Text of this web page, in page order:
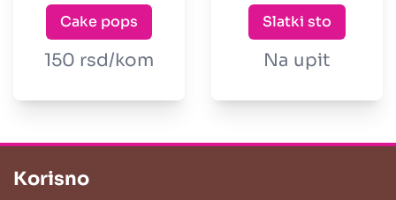
Cake pops
150 rsd/kom
Slatki sto
Na upit
Korisno